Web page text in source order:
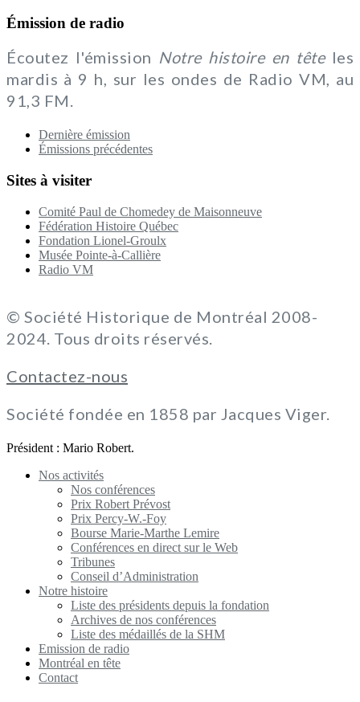
Émission de radio
Écoutez l'émission Notre histoire en têteles
mardis à 9 h, sur les ondes de Radio VM, au
91,3 FM.
Dernière émission
Émissions précédentes
Sites à visiter
Comité Paul de Chomedey de Maisonneuve
Fédération Histoire Québec
Fondation Lionel-Groulx
Musée Pointe-à-Callière
Radio VM
© Société Historique de Montréal 2008-
2024. Tous droits réservés.
Contactez-nous
Société fondée en 1858 par Jacques Viger.
Président : Mario Robert.
Nos activités
Nos conférences
Prix Robert Prévost
Prix Percy-W.-Foy
Bourse Marie-Marthe Lemire
Conférences en direct sur le Web
Tribunes
Conseil d’Administration
Notre histoire
Liste des présidents depuis la fondation
Archives de nos conférences
Liste des médaillés de la SHM
Emission de radio
Montréal en tête
Contact